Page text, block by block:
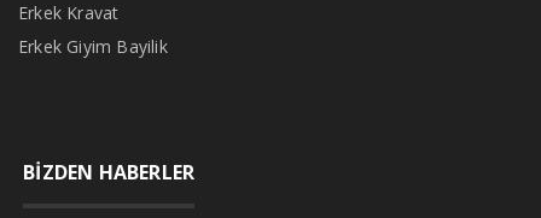
Erkek Kravat
Erkek Giyim Bayilik
BİZDEN HABERLER